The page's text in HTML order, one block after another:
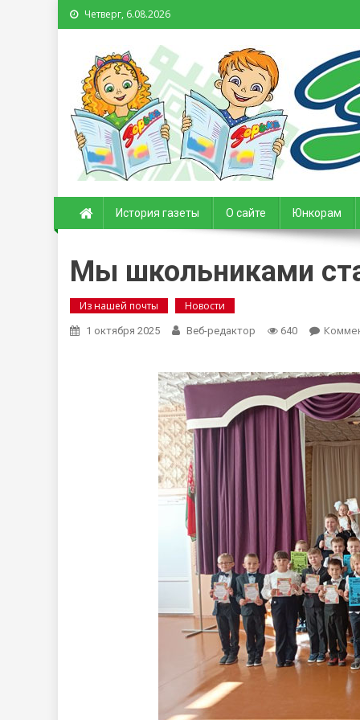
Четверг, 6.08.2026
Зорька. Газета для
История газеты О сайте Юнкорам
Мы школьниками
Из нашей почты Новости
1 октября 2025 Веб-редактор 640